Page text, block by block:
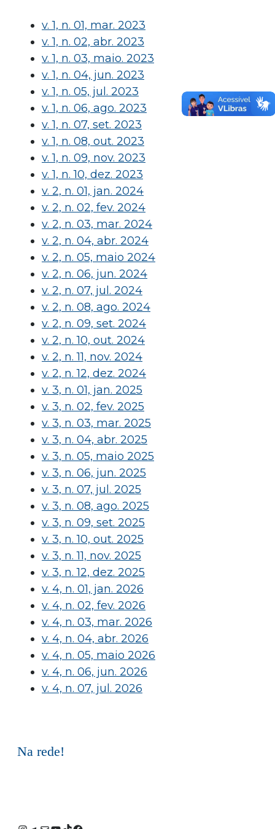
v. 1, n. 01, mar. 2023
v. 1, n. 02, abr. 2023
v. 1, n. 03, maio. 2023
v. 1, n. 04, jun. 2023
v. 1, n. 05, jul. 2023
v. 1, n. 06, ago. 2023
v. 1, n. 07, set. 2023
v. 1, n. 08, out. 2023
v. 1, n. 09, nov. 2023
v. 1, n. 10, dez. 2023
v. 2, n. 01, jan. 2024
v. 2, n. 02, fev. 2024
v. 2, n. 03, mar. 2024
v. 2, n. 04, abr. 2024
v. 2, n. 05, maio 2024
v. 2, n. 06, jun. 2024
v. 2, n. 07, jul. 2024
v. 2, n. 08, ago. 2024
v. 2, n. 09, set. 2024
v. 2, n. 10, out. 2024
v. 2, n. 11, nov. 2024
v. 2, n. 12, dez. 2024
v. 3, n. 01, jan. 2025
v. 3, n. 02, fev. 2025
v. 3, n. 03, mar. 2025
v. 3, n. 04, abr. 2025
v. 3, n. 05, maio 2025
v. 3, n. 06, jun. 2025
v. 3, n. 07, jul. 2025
v. 3, n. 08, ago. 2025
v. 3, n. 09, set. 2025
v. 3, n. 10, out. 2025
v. 3, n. 11, nov. 2025
v. 3, n. 12, dez. 2025
v. 4, n. 01, jan. 2026
v. 4, n. 02, fev. 2026
v. 4, n. 03, mar. 2026
v. 4, n. 04, abr. 2026
v. 4, n. 05, maio 2026
v. 4, n. 06, jun. 2026
v. 4, n. 07, jul. 2026
Na rede!